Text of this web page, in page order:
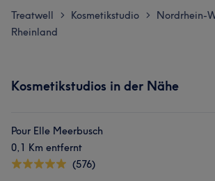
Treatwell > Kosmetikstudio > Nordrhein-
Rheinland
Kosmetikstudios in der Nähe
Pour Elle Meerbusch
0,1 Km entfernt
(576)